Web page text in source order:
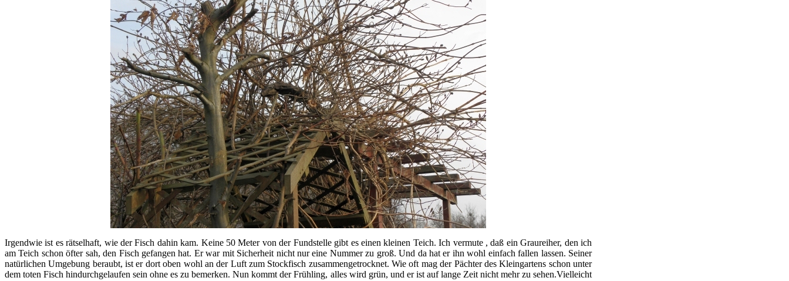
Irgendwie ist es rätselhaft, wie der Fisch dahin kam. Keine 50 Meter von der Fundstelle gibt es einen kleinen Teich. Ich vermute , daß ein Graureiher, den ich
am Teich schon öfter sah, den Fisch gefangen hat. Er war mit Sicherheit nicht nur eine Nummer zu groß. Und da hat er ihn wohl einfach fallen lassen. Seiner
natürlichen Umgebung beraubt, ist er dort oben wohl an der Luft zum Stockfisch zusammengetrocknet. Wie oft mag der Pächter des Kleingartens schon unter
dem toten Fisch hindurchgelaufen sein ohne es zu bemerken. Nun kommt der Frühling, alles wird grün, und er ist auf lange Zeit nicht mehr zu sehen.Vielleicht